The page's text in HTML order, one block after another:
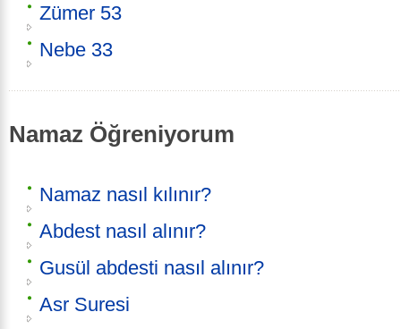
Zümer 53
Nebe 33
Namaz Öğreniyorum
Namaz nasıl kılınır?
Abdest nasıl alınır?
Gusül abdesti nasıl alınır?
Asr Suresi